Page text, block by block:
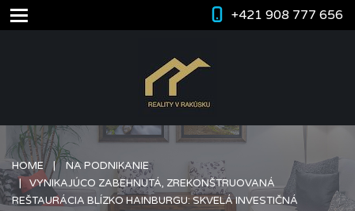
+421 908 777 656
HOME
NA PODNIKANIE
VYNIKAJÚCO ZABEHNUTÁ, ZREKONŠTRUOVANÁ
REŠTAURÁCIA BLÍZKO HAINBURGU: SKVELÁ INVESTIČNÁ